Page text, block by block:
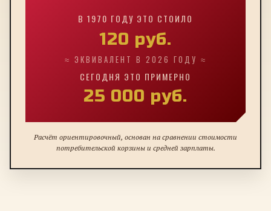
В 1970 ГОДУ ЭТО СТОИЛО
120 руб.
≈ ЭКВИВАЛЕНТ В 2026 ГОДУ ≈
СЕГОДНЯ ЭТО ПРИМЕРНО
25 000 руб.
Расчёт ориентировочный, основан на сравнении стоимости
потребительской корзины и средней зарплаты.